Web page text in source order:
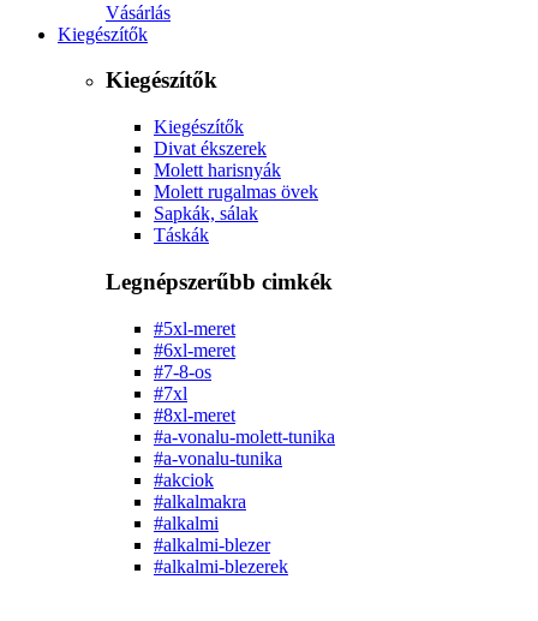
Vásárlás
Kiegészítők
Kiegészítők
Kiegészítők
Divat ékszerek
Molett harisnyák
Molett rugalmas övek
Sapkák, sálak
Táskák
Legnépszerűbb cimkék
#5xl-meret
#6xl-meret
#7-8-os
#7xl
#8xl-meret
#a-vonalu-molett-tunika
#a-vonalu-tunika
#akciok
#alkalmakra
#alkalmi
#alkalmi-blezer
#alkalmi-blezerek